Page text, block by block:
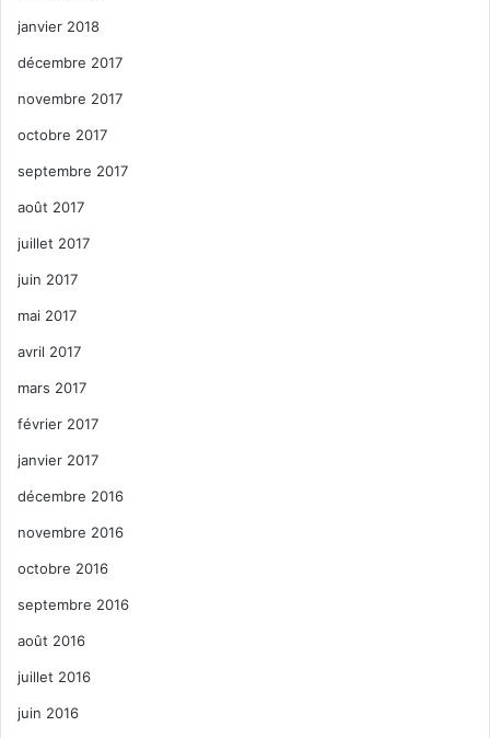
janvier 2018
décembre 2017
novembre 2017
octobre 2017
septembre 2017
août 2017
juillet 2017
juin 2017
mai 2017
avril 2017
mars 2017
février 2017
janvier 2017
décembre 2016
novembre 2016
octobre 2016
septembre 2016
août 2016
juillet 2016
juin 2016